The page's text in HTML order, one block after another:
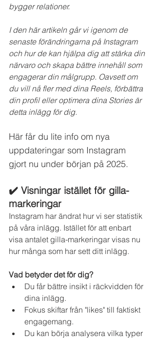
bygger relationer.
I den här artikeln går vi igenom de
senaste förändringarna på Instagram
och hur de kan hjälpa dig att stärka din
närvaro och skapa bättre innehåll som
engagerar din målgrupp. Oavsett om
du vill nå fler med dina Reels, förbättra
din profil eller optimera dina Stories är
detta inlägg för dig.
Här får du lite info om nya
uppdateringar som Instagram
gjort nu under början på 2025.
✔️ Visningar istället för gilla-
markeringar
Instagram har ändrat hur vi ser statistik
på våra inlägg. Istället för att enbart
visa antalet gilla-markeringar visas nu
hur många som har sett ditt inlägg.
Vad betyder det för dig?
Du får bättre insikt i räckvidden för
dina inlägg.
Fokus skiftar från "likes" till faktiskt
engagemang.
Du kan börja analysera vilka typer